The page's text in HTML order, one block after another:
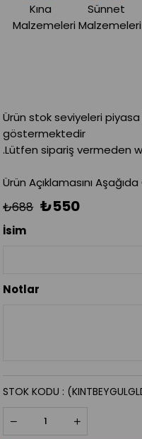
Kına
Malzemeleri
Sünnet
Malzemeleri
Ürün stok seviyeleri
göstermektedir
.Lütfen sipariş vermeden
Ürün Açıklamasını
₺688 ₺550
İsim
Notlar
STOK KODU